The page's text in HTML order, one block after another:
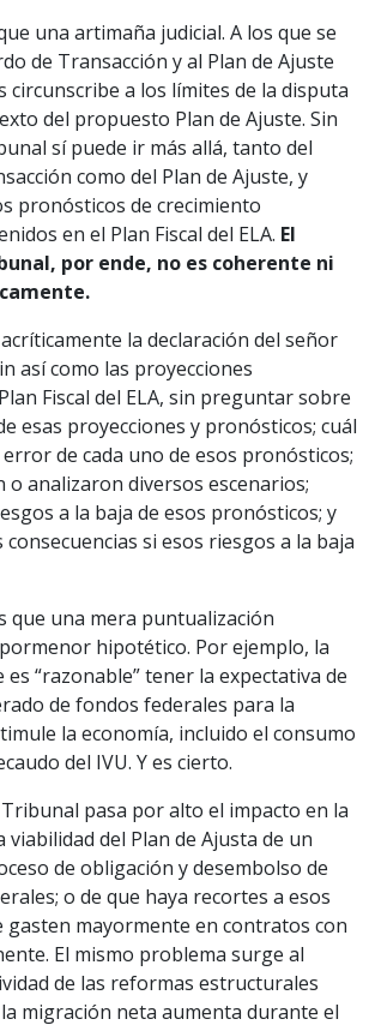
una artimaña judicial. A los que se
de Transacción y al Plan de Ajuste
circunscribe a los límites de la disputa
del propuesto Plan de Ajuste. Sin
sí puede ir más allá, tanto del
como del Plan de Ajuste, y
pronósticos de crecimiento
en el Plan Fiscal del ELA. El
por ende, no es coherente ni
la declaración del señor
así como las proyecciones
Fiscal del ELA, sin preguntar sobre
esas proyecciones y pronósticos; cuál
de cada uno de esos pronósticos;
o analizaron diversos escenarios;
a la baja de esos pronósticos; y
consecuencias si esos riesgos a la baja
que una mera puntualización
hipotético. Por ejemplo, la
es “razonable” tener la expectativa de
de fondos federales para la
la economía, incluido el consumo
del IVU. Y es cierto.
pasa por alto el impacto en la
viabilidad del Plan de Ajusta de un
de obligación y desembolso de
o de que haya recortes a esos
gasten mayormente en contratos con
El mismo problema surge al
de las reformas estructurales
migración neta aumenta durante el